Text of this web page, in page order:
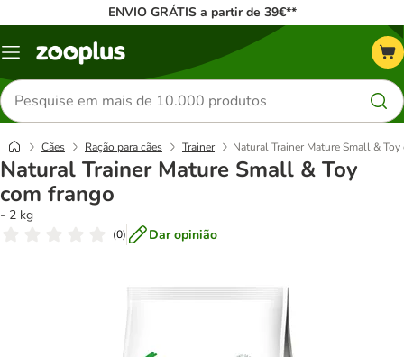
ENVIO GRÁTIS a partir de 39€**
Menu
Pesquisar
produtos
Cães Ração para cães Trainer Natural Trainer Mature Small &
Natural Trainer Mature Small & Toy
com frango
- 2 kg
(0) Dar opinião